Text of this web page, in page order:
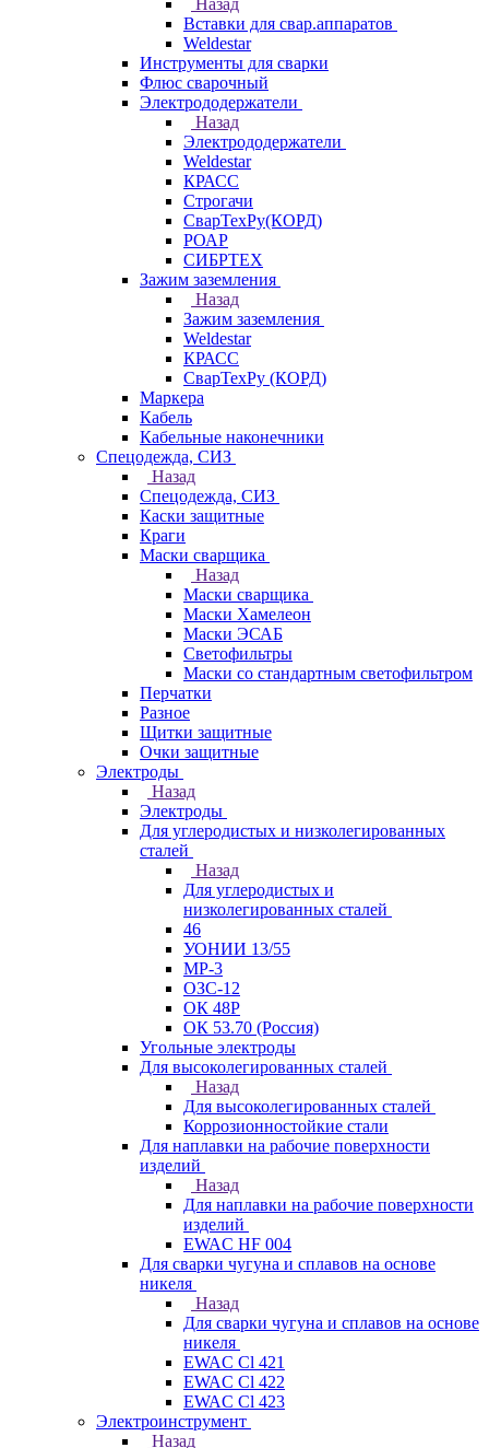
Назад
Вставки для свар.аппаратов
Weldestar
Инструменты для сварки
Флюс сварочный
Электрододержатели
Назад
Электрододержатели
Weldestar
КРАСС
Строгачи
СварТехРу(КОРД)
РОАР
СИБРТЕХ
Зажим заземления
Назад
Зажим заземления
Weldestar
КРАСС
СварТехРу (КОРД)
Маркера
Кабель
Кабельные наконечники
Спецодежда, СИЗ
Назад
Спецодежда, СИЗ
Каски защитные
Краги
Маски сварщика
Назад
Маски сварщика
Маски Хамелеон
Маски ЭСАБ
Светофильтры
Маски со стандартным светофильтром
Перчатки
Разное
Щитки защитные
Очки защитные
Электроды
Назад
Электроды
Для углеродистых и низколегированных
сталей
Назад
Для углеродистых и
низколегированных сталей
46
УОНИИ 13/55
МР-3
ОЗС-12
ОК 48Р
ОК 53.70 (Россия)
Угольные электроды
Для высоколегированных сталей
Назад
Для высоколегированных сталей
Коррозионностойкие стали
Для наплавки на рабочие поверхности
изделий
Назад
Для наплавки на рабочие поверхности
изделий
EWAC HF 004
Для сварки чугуна и сплавов на основе
никеля
Назад
Для сварки чугуна и сплавов на основе
никеля
EWAC Cl 421
EWAC Cl 422
EWAC Cl 423
Электроинструмент
Назад